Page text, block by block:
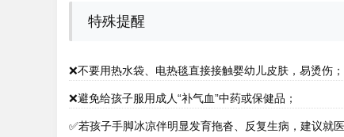
特殊提醒
❌不要用热水袋、电热毯直接接触婴幼儿皮肤，易烫伤；
❌避免给孩子服用成人“补气血”中药或保健品；
✅若孩子手脚冰凉伴明显发育拖沓、反复生病，建议就